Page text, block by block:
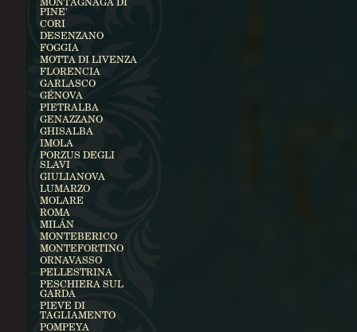
PINE'
CORI
DESENZANO
FOGGIA
MOTTA DI LIVENZA
FLORENCIA
GARLASCO
GÉNOVA
PIETRALBA
GENAZZANO
GHISALBA
IMOLA
PORZUS DEGLI
SLAVI
GIULIANOVA
LUMARZO
MOLARE
ROMA
MILÁN
MONTEBERICO
MONTEFORTINO
ORNAVASSO
PELLESTRINA
PESCHIERA SUL
GARDA
PIEVE DI
TAGLIAMENTO
POMPEYA